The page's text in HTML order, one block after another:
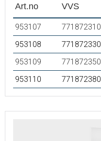
Art.no VVS
953107 771872310
953108
771872330
953109
771872350
953110
771872380